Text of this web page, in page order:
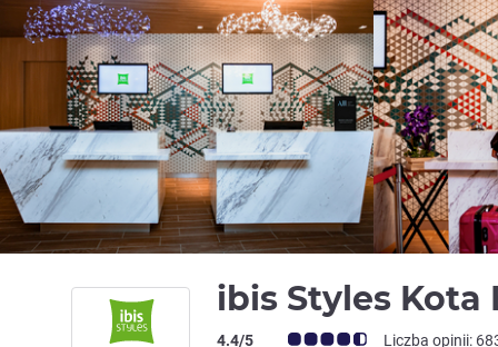
ibis Styles Kota
Ocena klientów (Ocena ALL)
4.4/5 Liczba opinii: